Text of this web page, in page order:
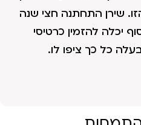
שירן התחתנה חצי שנה
יכלה להזמין כרטיסי
כל כך ציפו לו.